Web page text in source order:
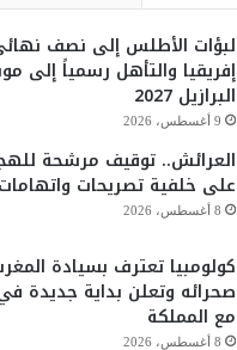
لبؤات الأطلس إلى نصف
إفريقيا والتأهل رسمياً إلى
البرازيل 2027
9 أغسطس، 2026
العرائش.. توقيف مرشحة
على خلفية تصريحات
8 أغسطس، 2026
كولومبيا تعترف بسيادة
صحرائه وتعلن بداية جديدة
مع المملكة
8 أغسطس، 2026